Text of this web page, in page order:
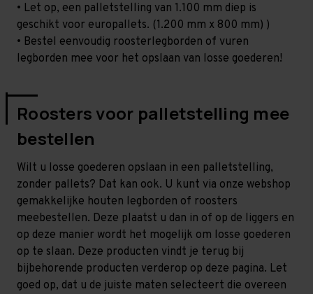
• Let op, een palletstelling van 1.100 mm diep is
geschikt voor europallets. (1.200 mm x 800 mm) )
• Bestel eenvoudig roosterlegborden of vuren
legborden mee voor het opslaan van losse goederen!
Roosters voor palletstelling mee
bestellen
Wilt u losse goederen opslaan in een palletstelling,
zonder pallets? Dat kan ook. U kunt via onze webshop
gemakkelijke houten legborden of roosters
meebestellen. Deze plaatst u dan in of op de liggers en
op deze manier wordt het mogelijk om losse goederen
op te slaan. Deze producten vindt je terug bij
bijbehorende producten verderop op deze pagina. Let
goed op, dat u de juiste maten selecteert die overeen